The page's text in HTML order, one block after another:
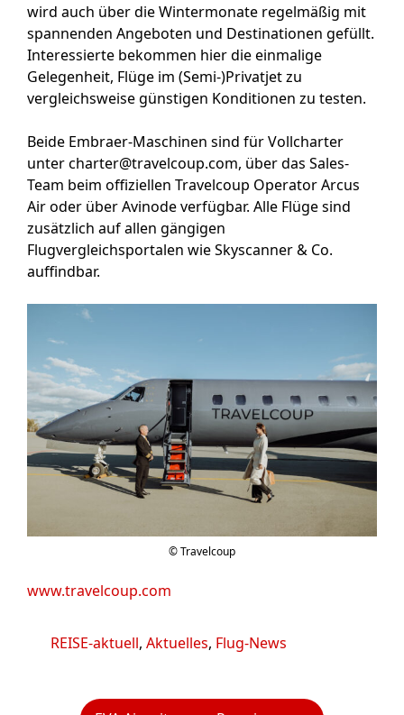
wird auch über die Wintermonate regelmäßig mit
spannenden Angeboten und Destinationen gefüllt.
Interessierte bekommen hier die einmalige
Gelegenheit, Flüge im (Semi-)Privatjet zu
vergleichsweise günstigen Konditionen zu testen.
Beide Embraer-Maschinen sind für Vollcharter
unter charter@travelcoup.com, über das Sales-
Team beim offiziellen Travelcoup Operator Arcus
Air oder über Avinode verfügbar. Alle Flüge sind
zusätzlich auf allen gängigen
Flugvergleichsportalen wie Skyscanner & Co.
auffindbar.
© Travelcoup
www.travelcoup.com
Kategorien
REISE-aktuell, Aktuelles, Flug-News